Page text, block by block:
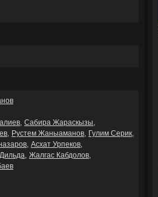
Сабира Жараскызы
Рустем Жаныаманов
Гулим Серик
Асхат Урпеков
Жалгас Кабдолов